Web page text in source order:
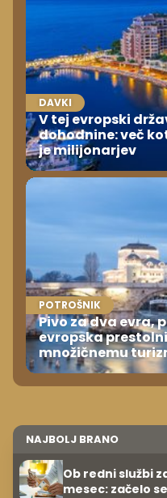
DAVKI
V tej evropski
dohodnine: več
je milijonarjev
POTROŠNIK
Pivo za dva evra,
evropska
množičnemu
NAJBOLJ BRANO
Ob redni službi
mesec: začelo